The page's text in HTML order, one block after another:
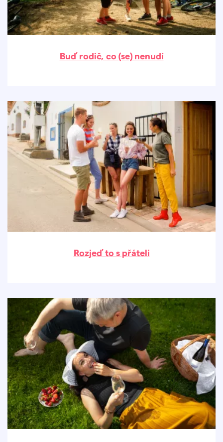
Buď rodič, co (se) nenudí
Rozjeď to s přáteli